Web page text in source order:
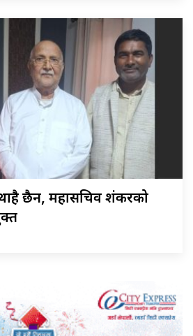
छैन, महासचिव शंकरको